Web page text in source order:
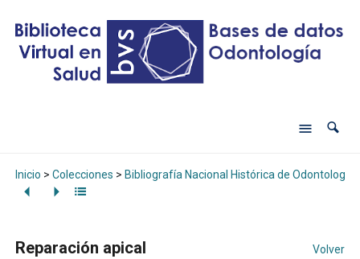
Inicio > Colecciones > Bibliografía Nacional Histórica de Odontología
Reparación apical Volver